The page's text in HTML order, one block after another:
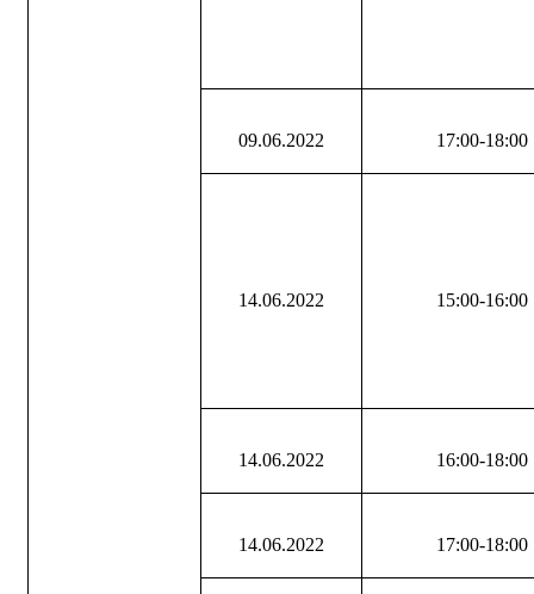
09.06.2022 17:00-18:00
14.06.2022 15:00-16:00
14.06.2022 16:00-18:00
14.06.2022 17:00-18:00